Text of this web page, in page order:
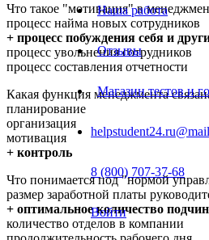
Наша работа
Отзывы
Магазин тестов и
8 (800) 707-37-68
Войти
Что такое "мотивация" в
процесс найма новых сотрудников
+ процесс побуждения себя и
процесс увольнения сотрудников
процесс составления отчетности
Какая функция менеджмента
планирование
организация
мотивация
+ контроль
Что понимается под "нормой
размер заработной платы
+ оптимальное количество
количество отделов в компании